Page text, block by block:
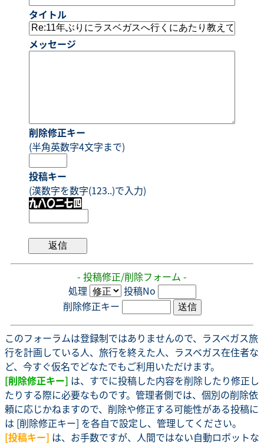
タイトル
メッセージ
削除修正キー
(半角英数字4文字まで)
投稿キー
(漢数字を数字(123..)で入力)
- 投稿修正/削除フォーム -
処理
投稿No
削除修正キー
このフォーラムは登録制ではありませんので、ラスベガス旅
行を計画している人、旅行を終えた人、ラスベガス在住者な
ど、今すぐ仮名でどなたでもご利用いただけます。
[削除修正キー] は、すでに投稿した内容を削除したり修正し
たりする際に必要なものです。管理者側では、個別の削除依
頼に応じかねますので、削除や修正する可能性がある投稿に
は [削除修正キー] を各自で設定し、管理してください。
[投稿キー] は、お手数ですが、人間ではない自動ロボットな